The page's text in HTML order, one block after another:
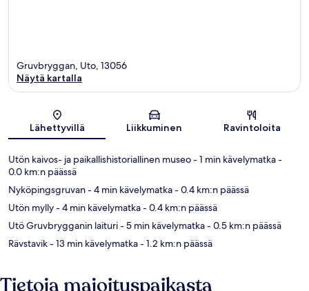
Kartta
Gruvbryggan, Uto, 13056
Näytä kartalla
Lähettyvillä Liikkuminen Ravintoloita
Utön kaivos- ja paikallishistoriallinen museo- 1 min kävelymatka-
0.0 km:n päässä
Nyköpingsgruvan- 4 min kävelymatka- 0.4 km:n päässä
Utön mylly- 4 min kävelymatka- 0.4 km:n päässä
Utö Gruvbrygganin laituri- 5 min kävelymatka- 0.5 km:n päässä
Rävstavik- 13 min kävelymatka- 1.2 km:n päässä
Tietoja majoituspaikasta